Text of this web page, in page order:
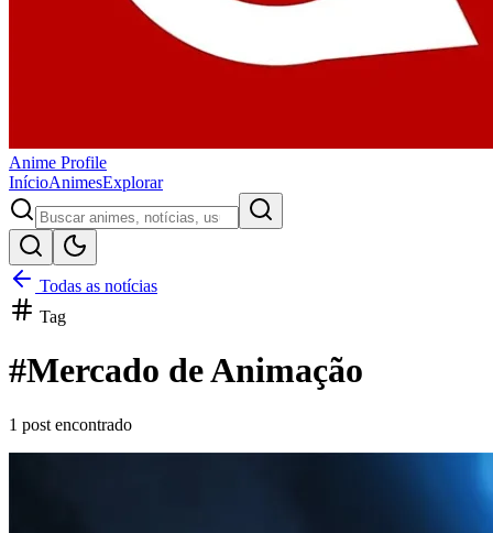
Anime Profile
InícioAnimesExplorar
Todas as notícias
Tag
#Mercado de Animação
1 post encontrado